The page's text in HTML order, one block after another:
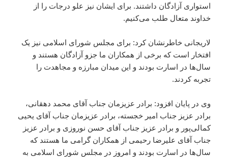
استواری آزادگان داشتند. برای ایشان نیز علو درجات را از
خداوند متعال طلب می‌کنیم.
لاریجانی خاطرنشان کرد: برای مجلس شورای اسلامی نیز یک
افتخار است که برخی از همکاران ما جزو آزادگان هستند و
سال‌ها در اسارت بودند و این میدان مبارزه و مجاهدت را
تجربه کردند.
وی در پایان افزود: برادر عزیزمان جناب آقای محمد دهقانی،
برادر عزیز جناب امیر خجسته، برادر عزیزمان جناب آقای یحیی
کمالی‌پور و برادر عزیز جناب آقای حسن نوروزی و برادر عزیز
جناب آقای علیرضا رحیمی از همکاران گرامی ما هستند که
سال‌ها در اسارت بودند و امروز در مجلس شورای اسلامی به